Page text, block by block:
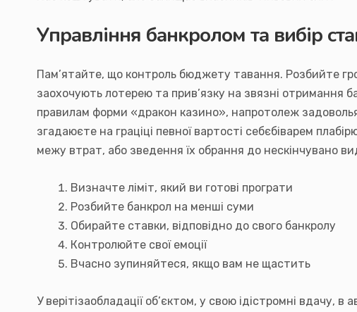
Управління банкролом та вибір
Пам’ятайте, що контроль бюджету тавання. Розбийте
заохочують лотерею та прив’язку на звязні отримання
правилам форми «дракон казино», напротолеж
згадаюєте на граціці певної вартості себєбіварем
межу втрат, або зведення їх обрання до нескінчувано
Визначте ліміт, який ви готові програти
Розбийте банкрол на менші суми
Обирайте ставки, відповідно до свого банкролу
Контролюйте свої емоції
Вчасно зупиняйтеся, якщо вам не щастить
У верітізаобладації об’єктом, у свою ідістромні вдачу,